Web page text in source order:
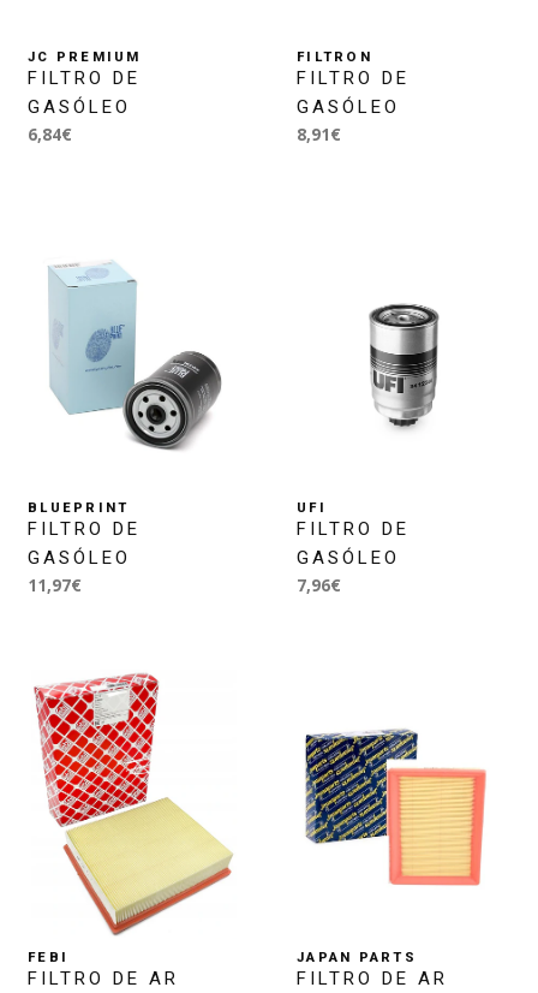
JC PREMIUM
FILTRO DE
GASÓLEO
6,84€
FILTRON
FILTRO DE
GASÓLEO
8,91€
BLUEPRINT
FILTRO DE
GASÓLEO
11,97€
UFI
FILTRO DE
GASÓLEO
7,96€
FEBI
FILTRO DE AR
JAPAN PARTS
FILTRO DE AR